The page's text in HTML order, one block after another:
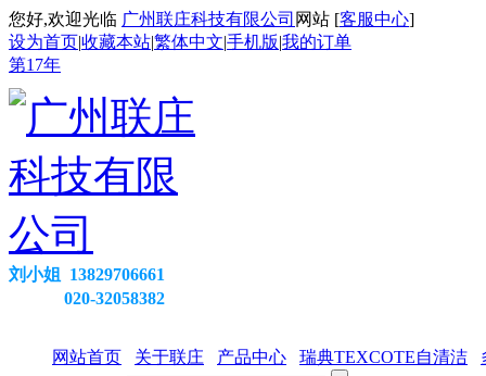
您好,欢迎光临 广州联庄科技有限公司 网站 [客服中心]
设为首页|收藏本站|繁体中文|手机版|我的订单
第17年
刘小姐 13829706661
020-32058382
网站首页 关于联庄 产品中心 瑞典TEXCOTE自清洁